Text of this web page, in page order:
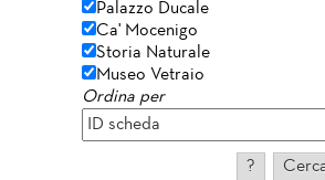
Palazzo Ducale
Ca' Mocenigo
Storia Naturale
Museo Vetraio
Ordina per